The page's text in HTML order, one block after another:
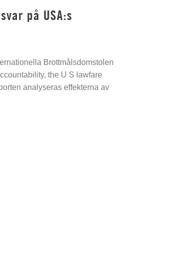
på USA:s
Brottmålsdomstolen
the U S lawfare
analyseras effekterna av